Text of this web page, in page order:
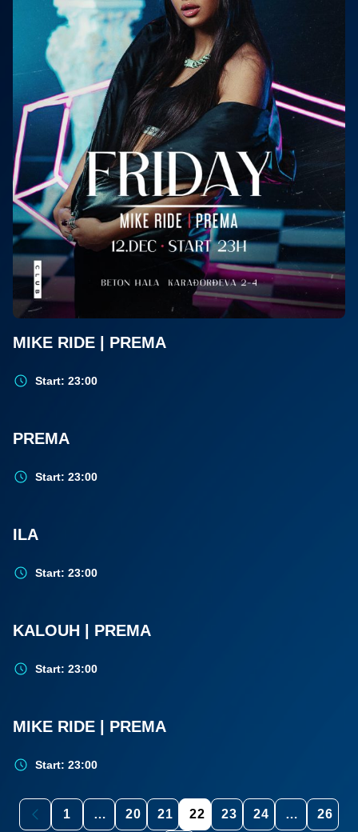
MIKE RIDE | PREMA
Start: 23:00
PREMA
Start: 23:00
ILA
Start: 23:00
KALOUH | PREMA
Start: 23:00
MIKE RIDE | PREMA
Start: 23:00
1 … 20 21 22 23 24 … 26